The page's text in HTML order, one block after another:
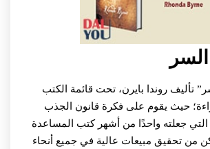
تأليف روندا بايرن، تحت قائمة الكتب
حيث يقوم على فكرة قانون الجذب
التي جعلته واحدًا من أشهر كتب المساعدة
من تحقيق مبيعات عالية في جميع أنحاء